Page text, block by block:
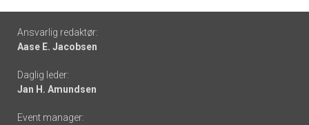
Footer
-
links
Ansvarlig redaktør:
Aase E. Jacobsen
Daglig leder:
Jan H. Amundsen
Event manager: